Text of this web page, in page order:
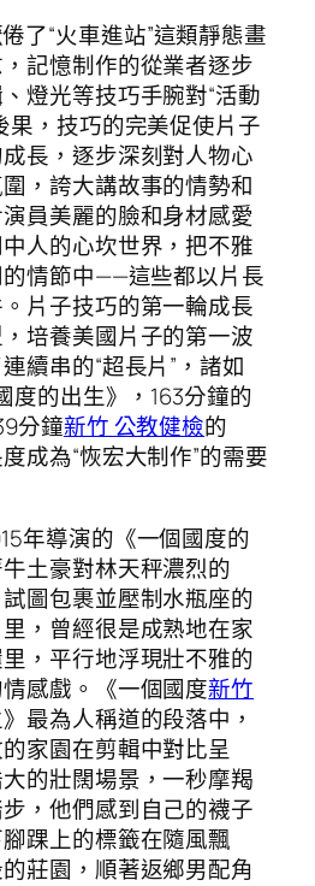
了“火車進站”這類靜態畫
記憶制作的從業者逐步
燈光等技巧手腕對“活動
果，技巧的完美促使片子
長，逐步深刻對人物心
，誇大講故事的情勢和
員美麗的臉和身材感愛
人的心坎世界，把不雅
情節中——這些都以片長
片子技巧的第一輪成長
培養美國片子的第一波
續串的“超長片”，諸如
度的出生》，163分鐘的
分鐘新竹 公教健檢的
成為“恢宏大制作”的需要
年導演的《一個國度的
土豪對林天秤濃烈的
試圖包裹並壓制水瓶座的
，曾經很是成熟地在家
，平行地浮現壯不雅的
感戲。《一個國度新竹
最為人稱道的段落中，
家園在剪輯中對比呈
的壯闊場景，一秒摩羯
，他們感到自己的襪子
踝上的標籤在隨風飄
莊園，順著返鄉男配角